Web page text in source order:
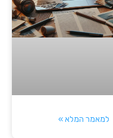
למאמר המלא »